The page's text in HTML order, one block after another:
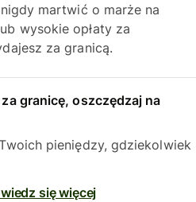
martwić o marże na
wysokie opłaty za
za granicą.
granicę, oszczędzaj na
pieniędzy, gdziekolwiek
się więcej